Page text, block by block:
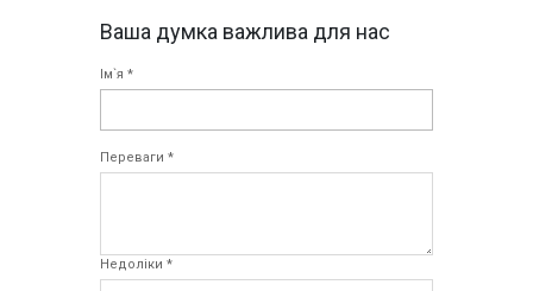
Ваша думка важлива для нас
Ім`я *
Переваги *
Недоліки *